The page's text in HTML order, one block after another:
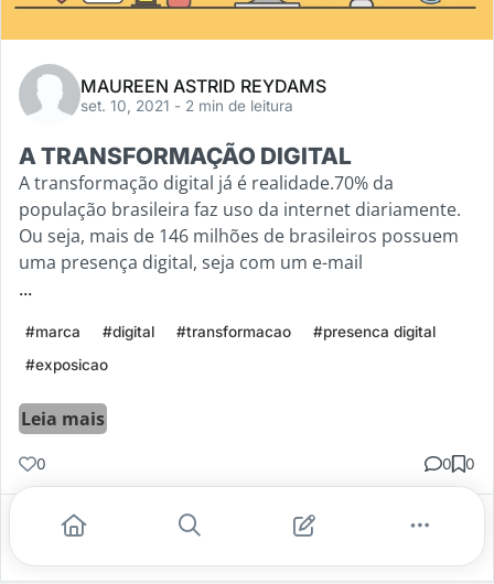
MAUREEN ASTRID REYDAMS
set. 10, 2021 - 2 min de leitura
A TRANSFORMAÇÃO DIGITAL
A transformação digital já é realidade.70% da
população brasileira faz uso da internet diariamente.
Ou seja, mais de 146 milhões de brasileiros possuem
uma presença digital, seja com um e-mail
...
#marca #digital #transformacao
#presenca digital
#exposicao
Leia mais
0 0 0